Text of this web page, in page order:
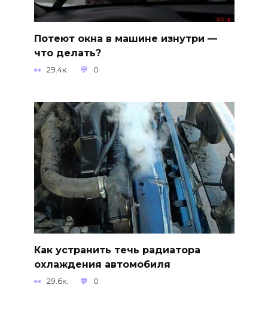
Потеют окна в машине изнутри —
что делать?
29.4к. 0
Как устранить течь радиатора
охлаждения автомобиля
29.6к. 0